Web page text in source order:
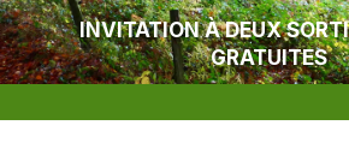
INVITATION À DEUX
GRATUITES